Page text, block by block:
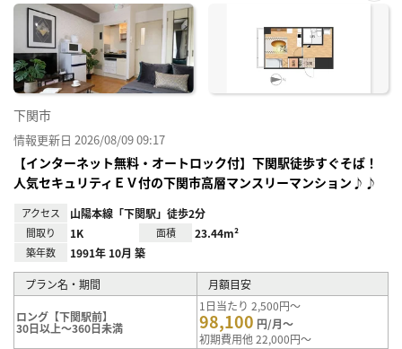
お気
下関市
情報更新日 2026/08/09 09:17
【インターネット無料・オートロック付】下関駅徒歩すぐそば！
人気セキュリティＥＶ付の下関市高層マンスリーマンション♪♪
アクセス 山陽本線「下関駅」徒歩2分
間取り 1K 面積 23.44m²
築年数 1991年 10月 築
プラン名・期間 月額目安
ロング【下関駅前】
30日以上～360日未満
1日当たり 2,500円～
98,100 円/月～
初期費用他 22,000円～